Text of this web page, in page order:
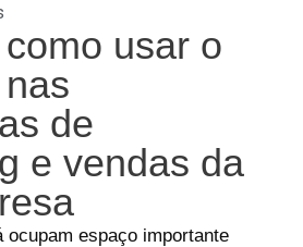
usar o
de
e vendas da
ocupam espaço importante